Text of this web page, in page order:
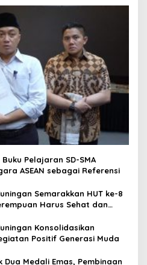
Pelajaran SD-SMA
ASEAN sebagai Referensi
Semarakkan HUT ke-8
Harus Sehat dan
Konsolidasikan
Positif Generasi Muda
Dua Medali Emas, Pembinaan